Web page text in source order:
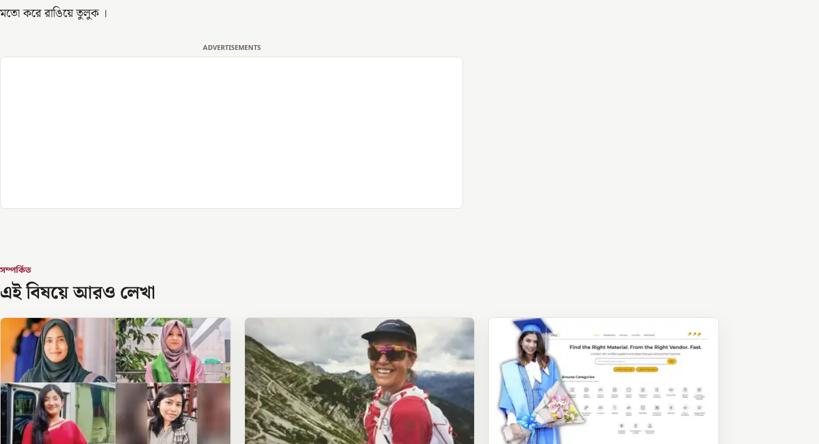
মতো করে রাঙিয়ে তুলুক ।
ADVERTISEMENTS
সম্পর্কিত
এই বিষয়ে আরও লেখা